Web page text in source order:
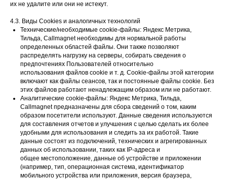
их не удалите или они не истекут.
4.3. Виды Cookies и аналогичных технологий
Технические/необходимые cookie-файлы: Яндекс Метрика,
Тильда, Callmagnet необходимы для нормальной работы
определенных областей файлы. Они также позволяют
распределять нагрузку на серверы, собирать сведения о
предпочтениях Пользователей относительно
использования файлов cookie и т. д. Cookie-файлы этой категории
включают как файлы сеансов, так и постоянные файлы cookie. Без
этих файлов работают ненадлежащим образом или не работают.
Аналитические cookie-файлы: Яндекс Метрика, Тильда,
Сallmagnet предназначены для сбора сведений о том, каким
образом посетители используют. Данные сведения используются
для составления отчетов и улучшения с целью сделать их более
удобными для использования и следить за их работой. Такие
данные состоят из подключений, технических и агрегированных
данных об использовании, таких как IP-адреса и
общее местоположение, данные об устройстве и приложении
(например, тип, операционная система, идентификатор
мобильного устройства или приложения, версия браузера,